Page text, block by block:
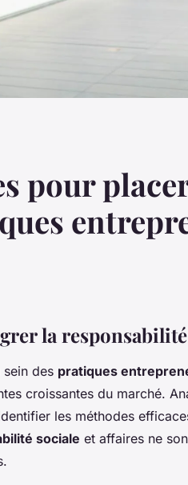
pour
la
des pratiques
croissantes du marché.
les méthodes
sociale et affaires ne